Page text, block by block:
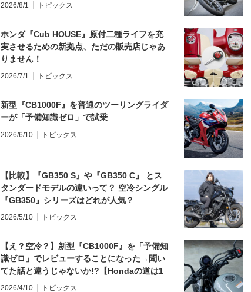
2026/8/1 トピックス
ホンダ『Cub HOUSE』原付二種ライフを充
実させるための新拠点、ただの販売店じゃあ
りません！
2026/7/1 トピックス
新型『CB1000F』を普通のツーリングライダ
ーが「予備知識ゼロ」で試乗
2026/6/10 トピックス
【比較】『GB350 S』や『GB350 C』 とス
タンダードモデルの違いって？ 空冷シングル
『GB350』シリーズはどれが人気？
2026/5/10 トピックス
【え？空冷？】新型『CB1000F』を「予備知
識ゼロ」でレビューすることになった→聞い
てた話と違うじゃないか!?【Hondaの道は1
日にしてならず／CB1000F ①第一印象 編】
2026/4/10 トピックス